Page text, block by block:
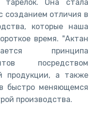
тарелок. Она стала
созданием отличия в
которые наша
время. "Актан
принципа
посредством
продукции, а также
быстро меняющемся
производства.